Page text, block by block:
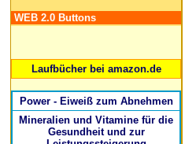
WEB 2.0 Buttons
Laufbücher bei amazon.de
Power - Eiweiß zum Abnehmen
Mineralien und Vitamine für die
Gesundheit und zur